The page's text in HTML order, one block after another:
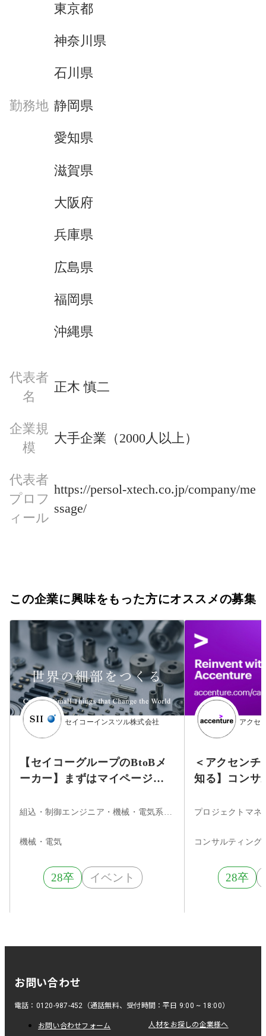
勤務地
東京都
神奈川県
石川県
静岡県
愛知県
滋賀県
大阪府
兵庫県
広島県
福岡県
沖縄県
代表者
名
正木 慎二
企業規
模
大手企業（2000人以上）
代表者
プロフ
ィール
https://persol-xtech.co.jp/company/me
ssage/
この企業に興味をもった方にオススメの募集
セイコーインスツル株式会社
【セイコーグループのBtoBメ
ーカー】まずはマイページ登
力を武器に、多領域に貢献す
機械・電気
28卒 イベント
アクセ
＜アクセンチ
知る】コンサ
ナー
コンサルティング
28卒
お問い合わせ
電話：0120-987-452（通話無料、受付時間：平日 9:00 ~ 18:00）
お問い合わせフォーム 人材をお探しの企業様へ